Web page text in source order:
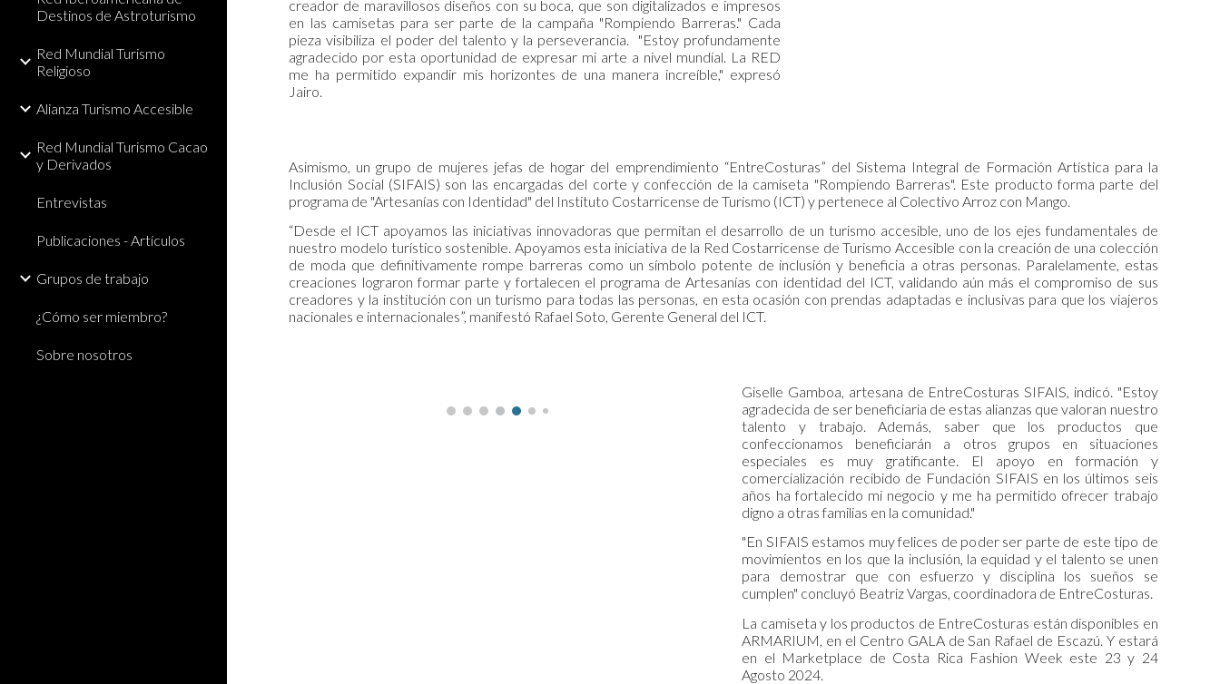
Destinos de Astroturismo
Red Mundial Turismo
Religioso
Alianza Turismo Accesible
Red Mundial Turismo Cacao
y Derivados
Entrevistas
Publicaciones - Artículos
Grupos de trabajo
¿Cómo ser miembro?
Sobre nosotros
creador de maravillosos diseños con su boca, que son digitalizados e impresos
en las camisetas para ser parte de la campaña "Rompiendo Barreras." Cada
pieza visibiliza el poder del talento y la perseverancia. "Estoy profundamente
agradecido por esta oportunidad de expresar mi arte a nivel mundial. La RED
me ha permitido expandir mis horizontes de una manera increíble," expresó
Jairo.
Asimismo, un grupo de mujeres jefas de hogar del emprendimiento “EntreCosturas” del Sistema Integral de Formación Artística para la
Inclusión Social (SIFAIS) son las encargadas del corte y confección de la camiseta "Rompiendo Barreras". Este producto forma parte del
programa de "Artesanías con Identidad" del Instituto Costarricense de Turismo (ICT) y pertenece al Colectivo Arroz con Mango.
“Desde el ICT apoyamos las iniciativas innovadoras que permitan el desarrollo de un turismo accesible, uno de los ejes fundamentales de
nuestro modelo turístico sostenible. Apoyamos esta iniciativa de la Red Costarricense de Turismo Accesible con la creación de una colección
de moda que definitivamente rompe barreras como un símbolo potente de inclusión y beneficia a otras personas. Paralelamente, estas
creaciones lograron formar parte y fortalecen el programa de Artesanías con identidad del ICT, validando aún más el compromiso de sus
creadores y la institución con un turismo para todas las personas, en esta ocasión con prendas adaptadas e inclusivas para que los viajeros
nacionales e internacionales”, manifestó Rafael Soto, Gerente General del ICT.
Giselle Gamboa, artesana de EntreCosturas SIFAIS, indicó. "Estoy
agradecida de ser beneficiaria de estas alianzas que valoran nuestro
talento y trabajo. Además, saber que los productos que
confeccionamos beneficiarán a otros grupos en situaciones
especiales es muy gratificante. El apoyo en formación y
comercialización recibido de Fundación SIFAIS en los últimos seis
años ha fortalecido mi negocio y me ha permitido ofrecer trabajo
digno a otras familias en la comunidad."
"En SIFAIS estamos muy felices de poder ser parte de este tipo de
movimientos en los que la inclusión, la equidad y el talento se unen
para demostrar que con esfuerzo y disciplina los sueños se
cumplen" concluyó Beatriz Vargas, coordinadora de EntreCosturas.
La camiseta y los productos de EntreCosturas están disponibles en
ARMARIUM, en el Centro GALA de San Rafael de Escazú. Y estará
en el Marketplace de Costa Rica Fashion Week este 23 y 24
Agosto 2024.